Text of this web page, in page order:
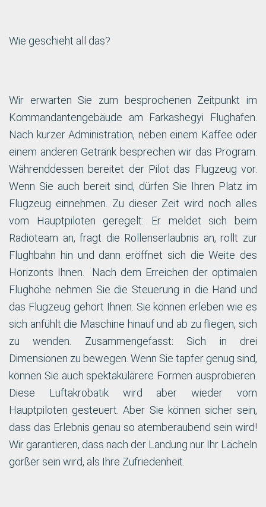
Wie geschieht all das?
Wir erwarten Sie zum besprochenen Zeitpunkt im
Kommandantengebäude am Farkashegyi Flughafen.
Nach kurzer Administration, neben einem Kaffee oder
einem anderen Getränk besprechen wir das Program.
Währenddessen bereitet der Pilot das Flugzeug vor.
Wenn Sie auch bereit sind, dürfen Sie Ihren Platz im
Flugzeug einnehmen. Zu dieser Zeit wird noch alles
vom Hauptpiloten geregelt: Er meldet sich beim
Radioteam an, fragt die Rollenserlaubnis an, rollt zur
Flughbahn hin und dann eröffnet sich die Weite des
Horizonts Ihnen. Nach dem Erreichen der optimalen
Flughöhe nehmen Sie die Steuerung in die Hand und
das Flugzeug gehört Ihnen. Sie können erleben wie es
sich anfühlt die Maschine hinauf und ab zu fliegen, sich
zu wenden. Zusammengefasst: Sich in drei
Dimensionen zu bewegen. Wenn Sie tapfer genug sind,
können Sie auch spektakulärere Formen ausprobieren.
Diese Luftakrobatik wird aber wieder vom
Hauptpiloten gesteuert. Aber Sie können sicher sein,
dass das Erlebnis genau so atemberaubend sein wird!
Wir garantieren, dass nach der Landung nur Ihr Lächeln
görßer sein wird, als Ihre Zufriedenheit.